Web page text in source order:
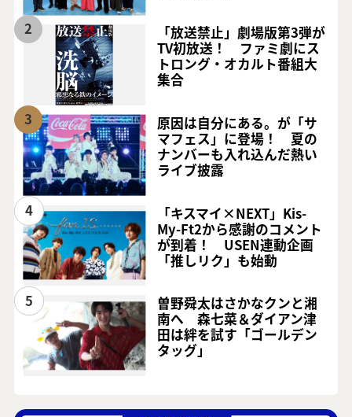
2
「放送禁止」劇場版第3弾が
TV初放送！ ファミ劇にス
トロング・オカルト番組大
集合
3
原因は自分にある。が「サ
マフェス」に登場！ 夏の
ナンバーも入れ込んだ熱い
ライブ披露
4
「キスマイ×NEXT」Kis-
My-Ft2から感謝のコメント
が到着！ USEN連動企画
「推しリク」も始動
5
曽野舜太はさかなクンと湘
南へ 森七菜＆ダイアン津
田は絆を試す「ゴールデン
タッグ」